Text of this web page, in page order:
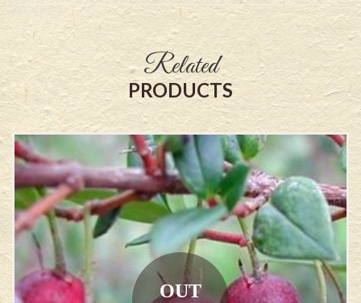
Related
PRODUCTS
OUT